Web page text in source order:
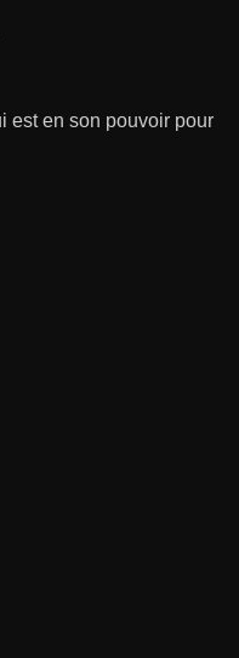
est en son pouvoir pour